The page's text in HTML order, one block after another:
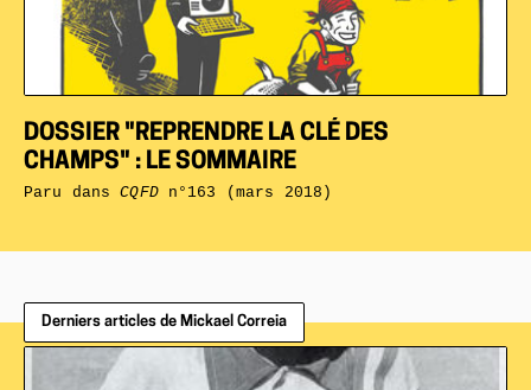
DOSSIER "REPRENDRE LA CLÉ DES
CHAMPS" : LE SOMMAIRE
Paru dansCQFDn°163 (mars 2018)
Derniers articles de Mickael Correia